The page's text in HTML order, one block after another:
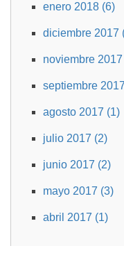
enero 2018 (6)
diciembre 2017
noviembre
septiembre
agosto 2017 (1)
julio 2017 (2)
junio 2017 (2)
mayo 2017 (3)
abril 2017 (1)